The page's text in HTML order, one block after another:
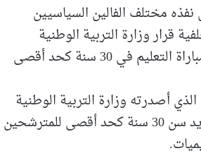
نفذه مختلف الفالين السياسيين
قرار وزارة التربية الوطنية
والتعليم الأولي واليراضة، القاضي بتحديد سن الولوج إلى مباراة التعليم في 30 سنة كحد أقصى
أصدرته وزارة التربية الوطنية
والتعليم الأولي والرياضة، والذي بموجبه فرضت إجراء تحديد سن 30 سنة كحد أقصى للمترشحين